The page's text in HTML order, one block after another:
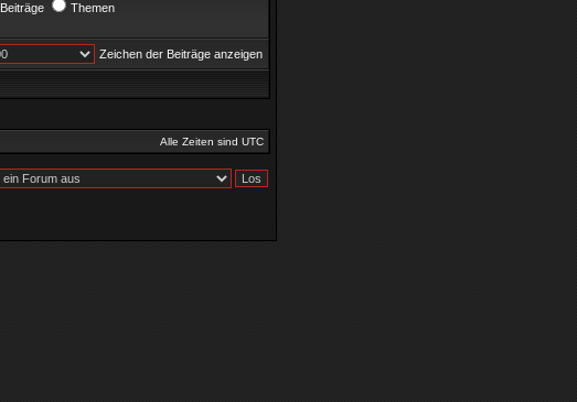
Beiträge Themen
Zeichen der Beiträge anzeigen
Alle Zeiten sind UTC